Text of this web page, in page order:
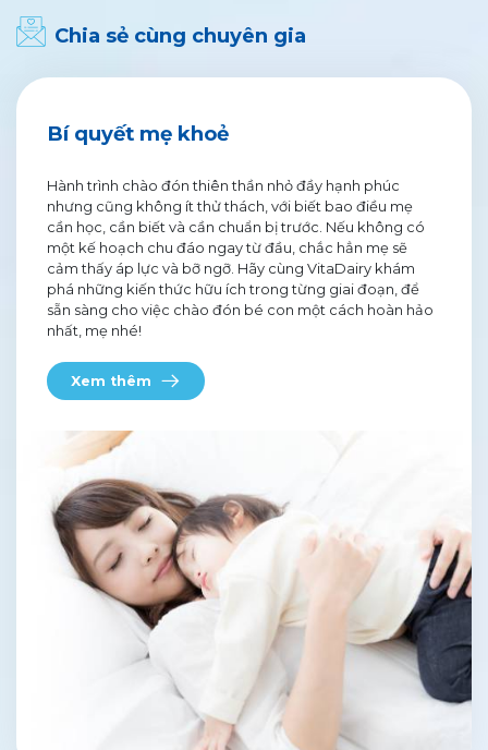
Chia sẻ cùng chuyên gia
Bí quyết mẹ khoẻ
Hành trình chào đón thiên thần nhỏ đầy hạnh phúc
nhưng cũng không ít thử thách, với biết bao điều mẹ
cần học, cần biết và cần chuẩn bị trước. Nếu không có
một kế hoạch chu đáo ngay từ đầu, chắc hẳn mẹ sẽ
cảm thấy áp lực và bỡ ngỡ. Hãy cùng VitaDairy khám
phá những kiến thức hữu ích trong từng giai đoạn, để
sẵn sàng cho việc chào đón bé con một cách hoàn hảo
nhất, mẹ nhé!
Xem thêm